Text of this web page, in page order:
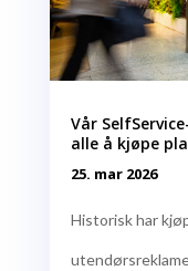
Vår
alle å kjøpe
25. mar 2026
Historisk har